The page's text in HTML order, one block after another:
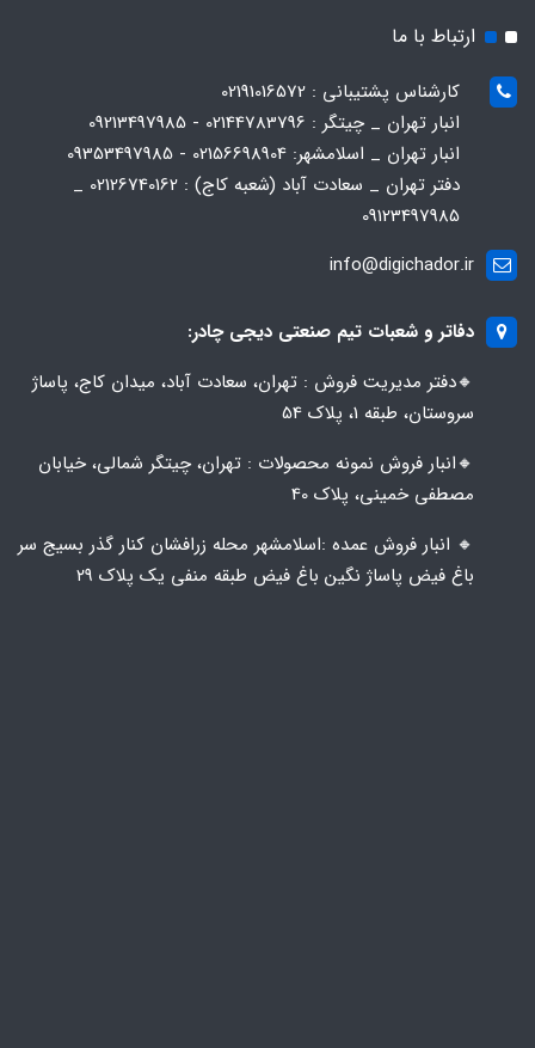
ارتباط با ما
کارشناس پشتیبانی : 02191016572
انبار تهران _ چیتگر : 02144783796 - 09213497985
انبار تهران _ اسلامشهر: 02156698904 - 09353497985
دفتر تهران _ سعادت آباد (شعبه کاج) : 02126740162 _
09123497985
info@digichador.ir
دفاتر و شعبات تیم صنعتی دیجی چادر:
🔸️​​دفتر مدیریت فروش : تهران، سعادت آباد، میدان کاج، پاساژ
سروستان، طبقه 1، پلاک 54
🔸️​​انبار فروش نمونه محصولات : تهران، چیتگر شمالی، خیابان
مصطفی خمینی، پلاک 40
🔸️ انبار فروش عمده :اسلامشهر محله زرافشان کنار گذر بسیج سر
باغ فیض پاساژ نگین باغ فیض طبقه منفی یک پلاک ۲۹